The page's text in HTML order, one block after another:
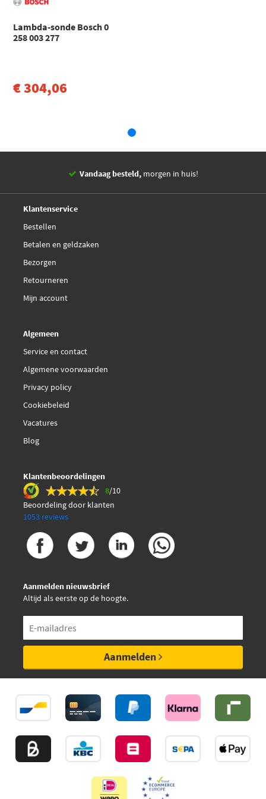
Lambda-sonde Bosch 0
258 003 277
€ 304,06
Vandaag besteld, morgen in huis!
Klantenservice
Bestellen
Betalen en geldzaken
Bezorgen
Retourneren
Mijn account
Algemeen
Service en contact
Algemene voorwaarden
Privacy policy
Cookiebeleid
Vacatures
Blog
Klantenbeoordelingen
8/10
Beoordeling door klanten
1053 reviews
Aanmelden nieuwsbrief
Altijd als eerste op de hoogte.
Aanmelden